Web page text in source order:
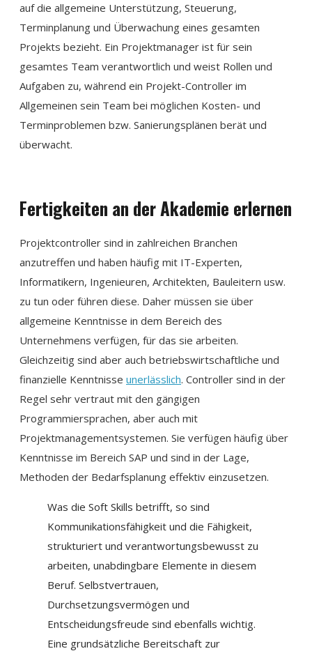
auf die allgemeine Unterstützung, Steuerung,
Terminplanung und Überwachung eines gesamten
Projekts bezieht. Ein Projektmanager ist für sein
gesamtes Team verantwortlich und weist Rollen und
Aufgaben zu, während ein Projekt-Controller im
Allgemeinen sein Team bei möglichen Kosten- und
Terminproblemen bzw. Sanierungsplänen berät und
überwacht.
Fertigkeiten an der Akademie erlernen
Projektcontroller sind in zahlreichen Branchen
anzutreffen und haben häufig mit IT-Experten,
Informatikern, Ingenieuren, Architekten, Bauleitern usw.
zu tun oder führen diese. Daher müssen sie über
allgemeine Kenntnisse in dem Bereich des
Unternehmens verfügen, für das sie arbeiten.
Gleichzeitig sind aber auch betriebswirtschaftliche und
finanzielle Kenntnisse unerlässlich. Controller sind in der
Regel sehr vertraut mit den gängigen
Programmiersprachen, aber auch mit
Projektmanagementsystemen. Sie verfügen häufig über
Kenntnisse im Bereich SAP und sind in der Lage,
Methoden der Bedarfsplanung effektiv einzusetzen.
Was die Soft Skills betrifft, so sind
Kommunikationsfähigkeit und die Fähigkeit,
strukturiert und verantwortungsbewusst zu
arbeiten, unabdingbare Elemente in diesem
Beruf. Selbstvertrauen,
Durchsetzungsvermögen und
Entscheidungsfreude sind ebenfalls wichtig.
Eine grundsätzliche Bereitschaft zur